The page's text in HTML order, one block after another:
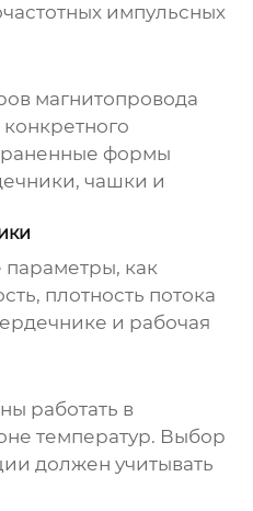
импульсных
магнитопровода
формы
чашки и
параметры, как
плотность потока
и рабочая
работать в
температур. Выбор
должен учитывать